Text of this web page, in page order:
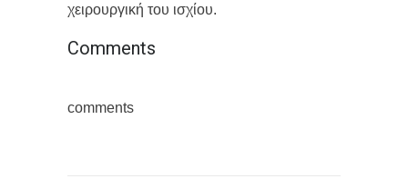
χειρουργική του ισχίου.
Comments
comments